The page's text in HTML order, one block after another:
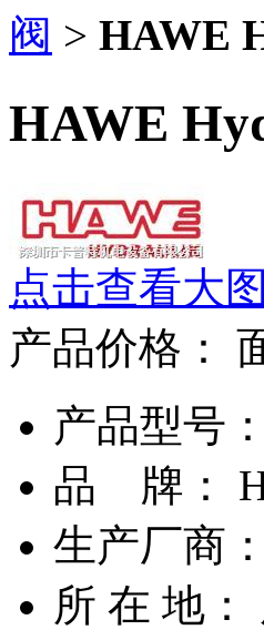
阀 > HAWE
HAWE
点击查看大图
产品价格：
产品型号
品 牌：
生产厂商
所 在 地：